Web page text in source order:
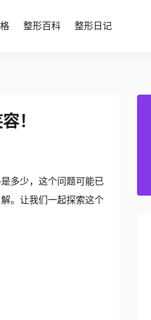
整形百科 整形日记
！
多少，这个问题可能已
。让我们一起探索这个